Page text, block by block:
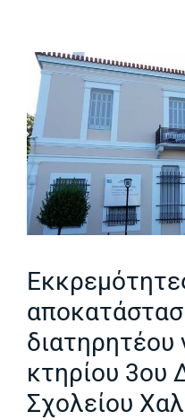
διατηρητέου
κτηρίου 3ου
Σχολείου